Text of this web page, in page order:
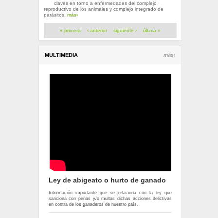
claves en torno a enfermedades del complejo
reproductivo de los animales y complejo integrado de
parásitos. más›
Páginas
« primera ‹ anterior siguiente › última »
MULTIMEDIA más›
Ley de abigeato o hurto de ganado
Información importante que se relaciona con la ley que
sanciona con penas y/o multas dichas acciones delictivas
en contra de los ganaderos de nuestro país.